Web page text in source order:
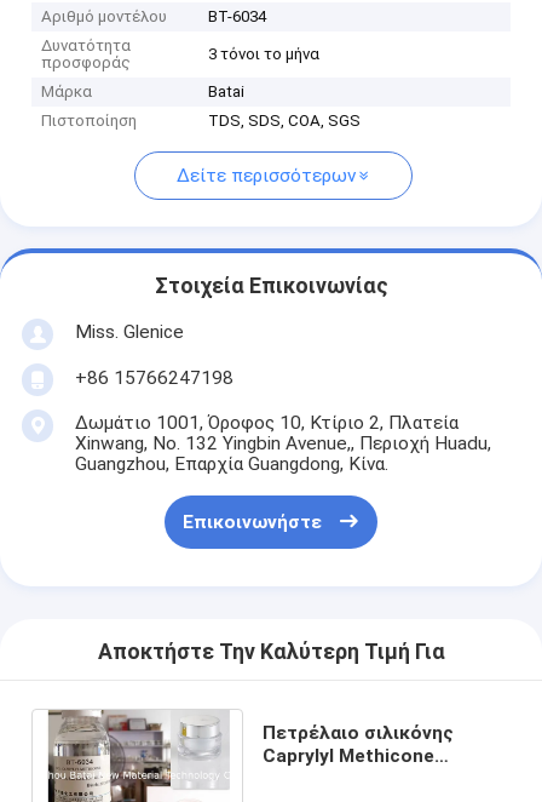
Αριθμό μοντέλου
BT-6034
Δυνατότητα
προσφοράς
3 τόνοι το μήνα
Μάρκα
Batai
Πιστοποίηση
TDS, SDS, COA, SGS
Δείτε περισσότερων
Στοιχεία Επικοινωνίας
Miss. Glenice
+86 15766247198
Δωμάτιο 1001, Όροφος 10, Κτίριο 2, Πλατεία
Xinwang, No. 132 Yingbin Avenue,, Περιοχή Huadu,
Guangzhou, Επαρχία Guangdong, Κίνα.
Επικοινωνήστε
Αποκτήστε Την Καλύτερη Τιμή Για
Πετρέλαιο σιλικόνης
Caprylyl Methicone